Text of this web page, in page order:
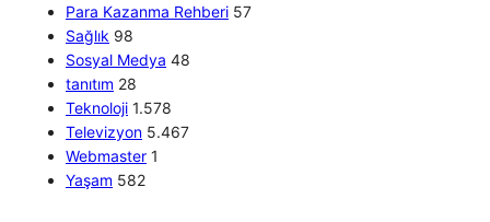
Para Kazanma Rehberi 57
Sağlık 98
Sosyal Medya 48
tanıtım 28
Teknoloji 1.578
Televizyon 5.467
Webmaster 1
Yaşam 582